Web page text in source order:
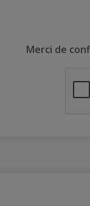
Merci de